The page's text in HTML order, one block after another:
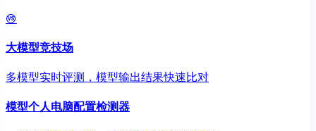
大模型竞技场
多模型实时评测，模型输出结果快速比对
模型个人电脑配置检测器